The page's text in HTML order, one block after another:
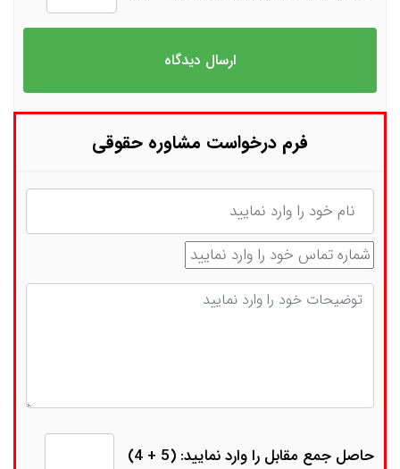
فرم درخواست مشاوره حقوقی
نام
شماره تماس
توضیحات
حاصل جمع مقابل را وارد نمایید: (5 + 4)